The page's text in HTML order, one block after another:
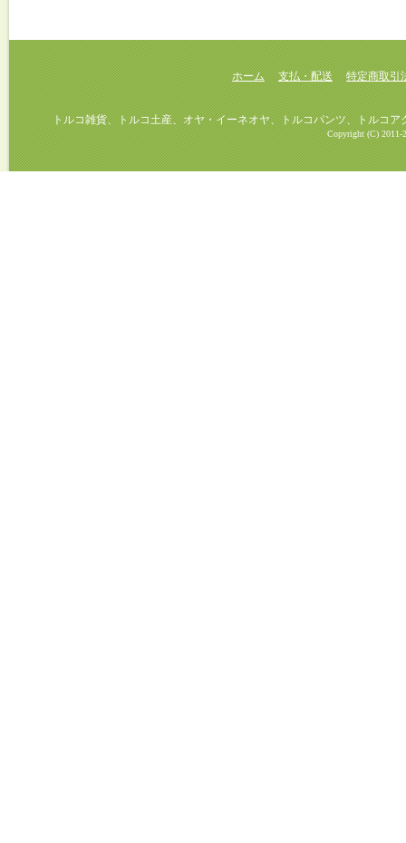
ホーム 支払・配送 特定商取引
トルコ雑貨、トルコ土産、オヤ・イーネオヤ、トルコパンツ、トルコアク
Copyright (C) 2011-